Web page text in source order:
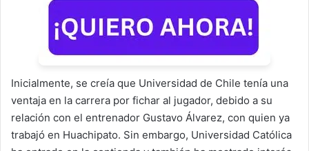
Inicialmente, se creía que Universidad de Chile tenía una
ventaja en la carrera por fichar al jugador, debido a su
relación con el entrenador Gustavo Álvarez, con quien ya
trabajó en Huachipato. Sin embargo, Universidad Católica